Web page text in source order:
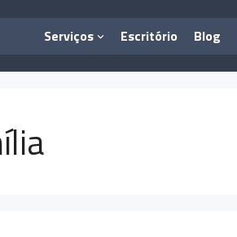
Serviços Escritório Blog